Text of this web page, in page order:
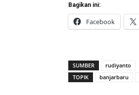
Bagikan ini:
Facebook
SUMBER
rudiyanto
TOPIK
banjarbaru